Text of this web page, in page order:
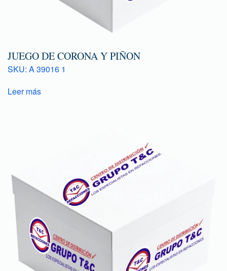
JUEGO DE CORONA Y PIÑON
SKU: A 39016 1
Leer más